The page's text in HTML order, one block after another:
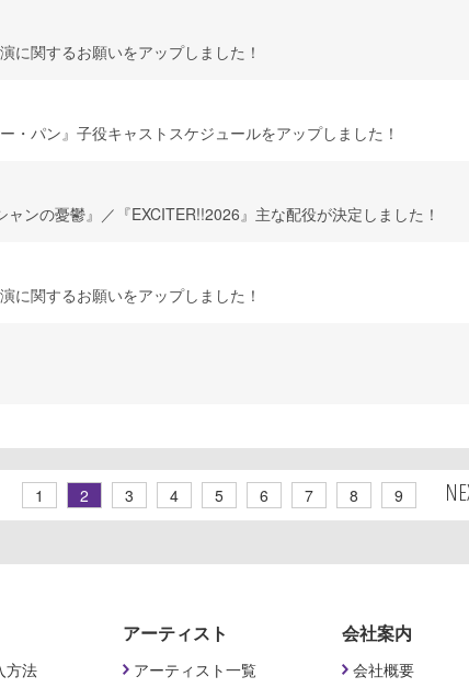
に関するお願いをアップしました！
・パン』子役キャストスケジュールをアップしました！
ンの憂鬱』／『EXCITER!!2026』主な配役が決定しました！
に関するお願いをアップしました！
1 2 3 4 5 6 7 8 9
方法
アーティスト
アーティスト一覧
会社案内
会社概要